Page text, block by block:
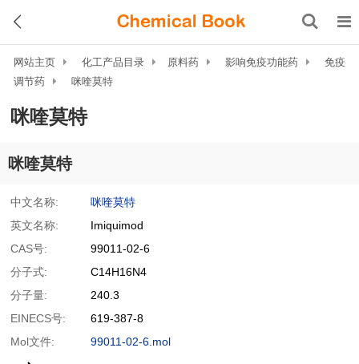
网站主页 化工产品目录 原料药 影响免疫功能药
免疫
调节药
咪喹莫特
咪喹莫特
咪喹莫特
中文名称:
咪喹莫特
英文名称:
Imiquimod
CAS号:
99011-02-6
分子式:
C14H16N4
分子量:
240.3
EINECS号:
619-387-8
Mol文件:
99011-02-6.mol